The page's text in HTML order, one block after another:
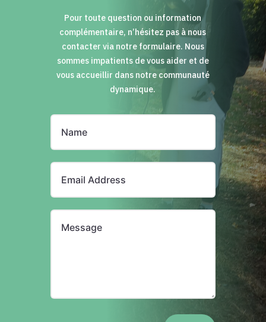
Pour toute question ou information
complémentaire, n’hésitez pas à nous
contacter via notre formulaire. Nous
sommes impatients de vous aider et de
vous accueillir dans notre communauté
dynamique.